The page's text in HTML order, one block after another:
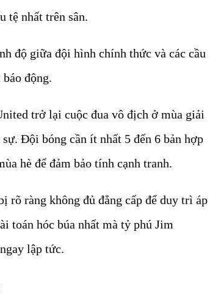
tệ nhất trên sân.
độ giữa đội hình chính thức và các cầu
động.
trở lại cuộc đua vô địch ở mùa giải
Đội bóng cần ít nhất 5 đến 6 bản hợp
hè để đảm bảo tính cạnh tranh.
rõ ràng không đủ đẳng cấp để duy trì áp
toán hóc búa nhất mà tỷ phú Jim
lập tức.